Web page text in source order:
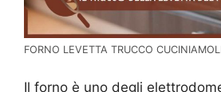
FORNO LEVETTA TRUCCO
Il forno è uno degli